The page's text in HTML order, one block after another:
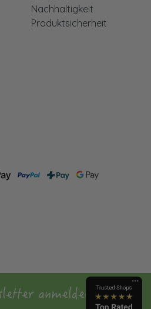
Nachhaltigkeit
Produktsicherheit
anmelden